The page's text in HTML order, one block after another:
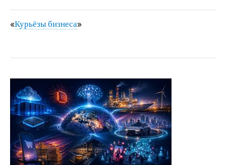
«Курьёзы бизнеса»